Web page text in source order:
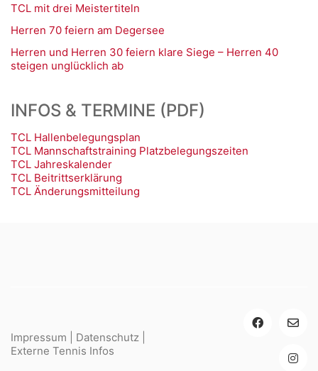
TCL mit drei Meistertiteln
Herren 70 feiern am Degersee
Herren und Herren 30 feiern klare Siege – Herren 40
steigen unglücklich ab
INFOS & TERMINE (PDF)
TCL Hallenbelegungsplan
TCL Mannschaftstraining Platzbelegungszeiten
TCL Jahreskalender
TCL Beitrittserklärung
TCL Änderungsmitteilung
Impressum Datenschutz
Externe Tennis Infos